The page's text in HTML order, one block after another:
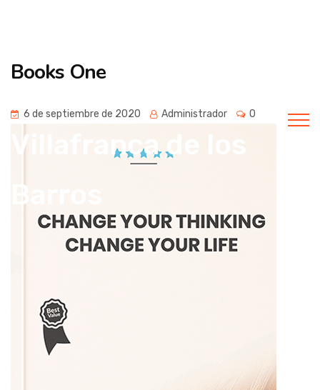
Villafranca de los
Barros
Books One
6 de septiembre de 2020 Administrador 0